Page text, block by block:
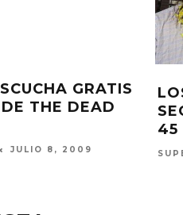
GRATIS
THE DEAD
JULIO 8, 2009
45